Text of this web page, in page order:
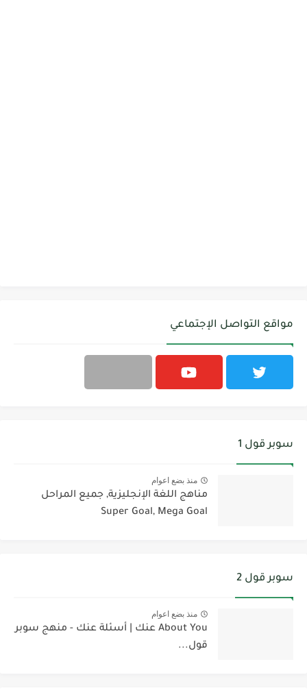
مواقع التواصل الإجتماعي
سوبر قول 1
منذ بضع اعوام
مناهج اللغة الإنجليزية, جميع المراحل
Super Goal, Mega Goal
سوبر قول 2
منذ بضع اعوام
About You عنك | أسئلة عنك - منهج سوبر
قول...